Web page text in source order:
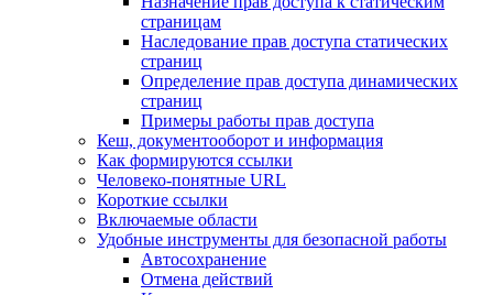
страницам
Наследование прав доступа статических
страниц
Определение прав доступа динамических
страниц
Примеры работы прав доступа
Кеш, документооборот и информация
Как формируются ссылки
Человеко-понятные URL
Короткие ссылки
Включаемые области
Удобные инструменты для безопасной работы
Автосохранение
Отмена действий